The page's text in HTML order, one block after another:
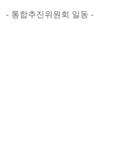
- 통합추진위원회 일동 -